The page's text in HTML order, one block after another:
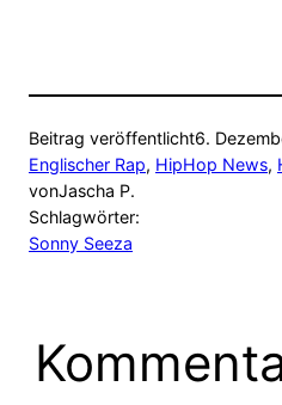
Beitrag veröffentlicht6.
Englischer Rap, HipHop News,
vonJascha P.
Schlagwörter:
Sonny Seeza